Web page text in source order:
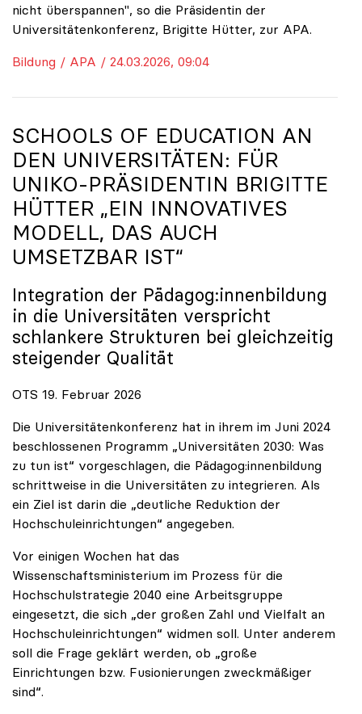
nicht überspannen", so die Präsidentin der
Universitätenkonferenz, Brigitte Hütter, zur APA.
Bildung / APA / 24.03.2026, 09:04
SCHOOLS OF EDUCATION AN
DEN UNIVERSITÄTEN: FÜR
UNIKO-PRÄSIDENTIN BRIGITTE
HÜTTER „EIN INNOVATIVES
MODELL, DAS AUCH
UMSETZBAR IST“
Integration der Pädagog:innenbildung
in die Universitäten verspricht
schlankere Strukturen bei gleichzeitig
steigender Qualität
OTS 19. Februar 2026
Die Universitätenkonferenz hat in ihrem im Juni 2024
beschlossenen Programm „Universitäten 2030: Was
zu tun ist“ vorgeschlagen, die Pädagog:innenbildung
schrittweise in die Universitäten zu integrieren. Als
ein Ziel ist darin die „deutliche Reduktion der
Hochschuleinrichtungen“ angegeben.
Vor einigen Wochen hat das
Wissenschaftsministerium im Prozess für die
Hochschulstrategie 2040 eine Arbeitsgruppe
eingesetzt, die sich „der großen Zahl und Vielfalt an
Hochschuleinrichtungen“ widmen soll. Unter anderem
soll die Frage geklärt werden, ob „große
Einrichtungen bzw. Fusionierungen zweckmäßiger
sind“.